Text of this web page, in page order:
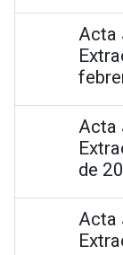
Acta
Acta
de
Acta